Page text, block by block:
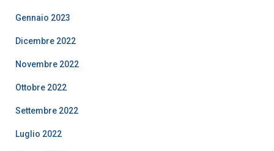
Gennaio 2023
Dicembre 2022
Novembre 2022
Ottobre 2022
Settembre 2022
Luglio 2022